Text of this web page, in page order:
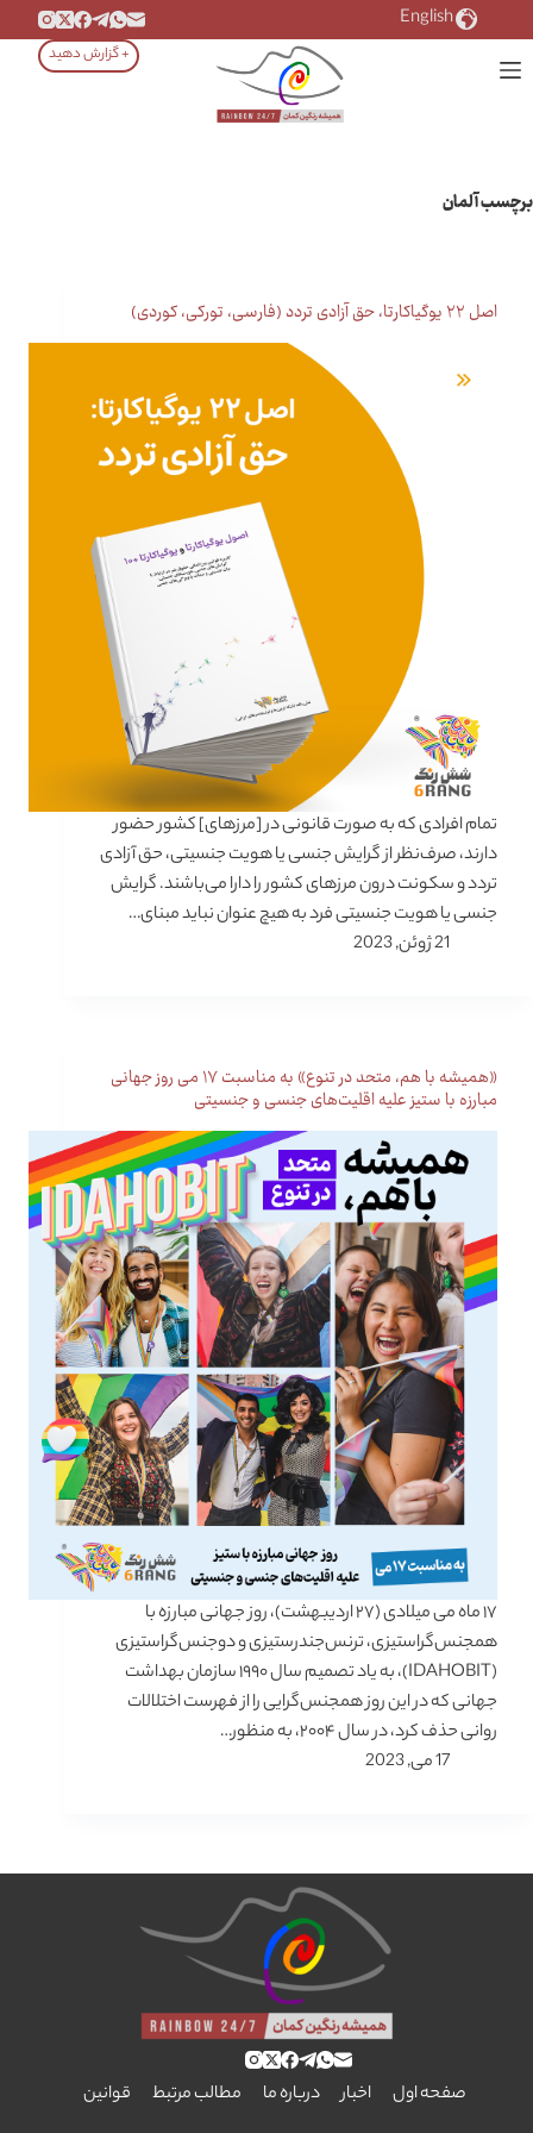
به
محتوا
English
+ گزارش دهید
برچسبآلمان
اصل ۲۲ یوگیاکارتا، حق آزادی تردد (فارسی، تورکی، کوردی)
تمام افرادی که به صورت قانونی در [مرزهای] کشور حضور
دارند، صرف‌نظر از گرایش جنسی یا هویت جنسیتی، حق آزادی
تردد و سکونت درون مرزهای کشور را دارا می‌باشند. گرایش
جنسی یا هویت جنسیتی فرد به هیچ عنوان نباید مبنای…
21 ژوئن, 2023
«همیشه با هم، متحد در تنوع» به مناسبت ۱۷ می روز جهانی
مبارزه با ستیز علیه اقلیت‌های جنسی و جنسیتی
۱۷ ماه می میلادی (۲۷ اردیبهشت)، روز جهانی مبارزه با
همجنس‌گرا‌ستیزی، ترنس‌جندرستیزی و دوجنس‌گرا‌ستیزی
(IDAHOBIT)، به یاد تصمیم سال ۱۹۹۰ سازمان بهداشت
جهانی که در این روز همجنس‌گرایی را از فهرست اختلالات
روانی حذف کرد، در سال ۲۰۰۴، به منظور…
17 می, 2023
صفحه اول اخبار درباره ما مطالب مرتبط قوانین